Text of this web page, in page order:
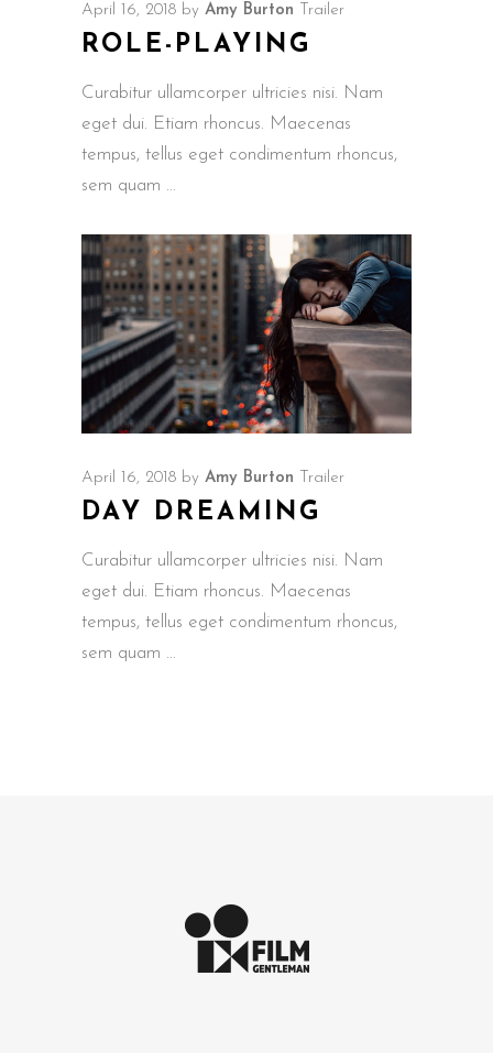
April 16, 2018 by Amy Burton Trailer
ROLE-PLAYING
Curabitur ullamcorper ultricies nisi. Nam
eget dui. Etiam rhoncus. Maecenas
tempus, tellus eget condimentum rhoncus,
sem quam
April 16, 2018 by Amy Burton Trailer
DAY DREAMING
Curabitur ullamcorper ultricies nisi. Nam
eget dui. Etiam rhoncus. Maecenas
tempus, tellus eget condimentum rhoncus,
sem quam